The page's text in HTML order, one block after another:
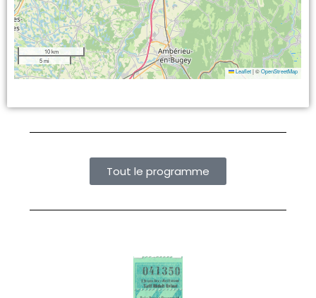
10 km
5 mi
Leaflet |©OpenStreetMap
Tout le programme